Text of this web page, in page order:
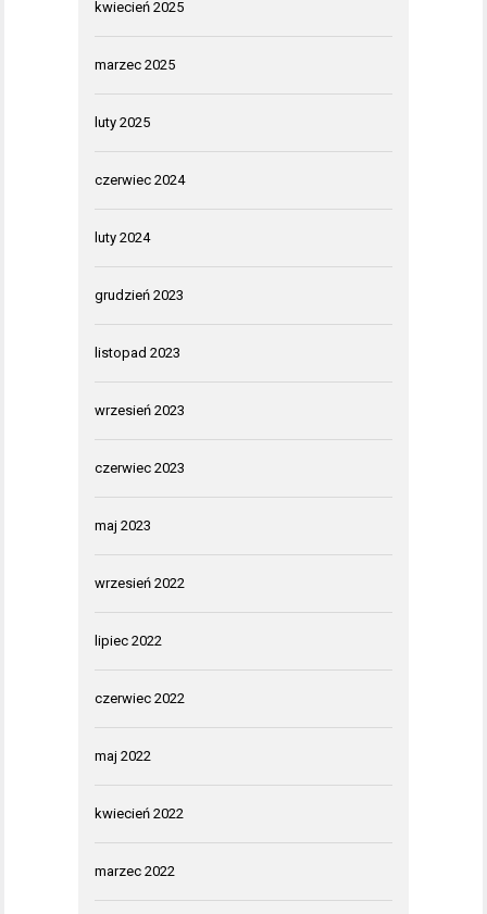
kwiecień 2025
marzec 2025
luty 2025
czerwiec 2024
luty 2024
grudzień 2023
listopad 2023
wrzesień 2023
czerwiec 2023
maj 2023
wrzesień 2022
lipiec 2022
czerwiec 2022
maj 2022
kwiecień 2022
marzec 2022